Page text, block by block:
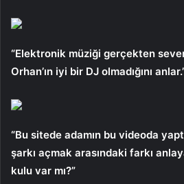
“Elektronik müziği gerçekten
Orhan’ın iyi bir DJ olmadığını
“Bu sitede adamın bu videoda
şarkı açmak arasındaki farkı
kulu var mı?”